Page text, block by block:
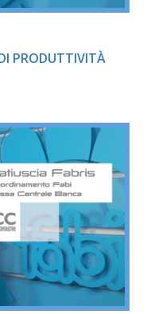
PRODUTTIVITÀ